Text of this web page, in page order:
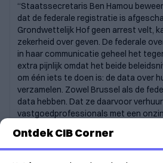
“Staatssecretaris Ben Hamou
dat de federale registratie is
Grondwettelijk Hof geen arrest velt,
zekerheid over geven. De federale
in haar communicatie geheel het
extra pijnlijk omdat het beide
om één iets te doen is: de data over
verzamelen. Zowel Brussel als de
data hebben. Dat ze daarvoor
vastgoedprofessionals met een
directeur Communicatie bij CIB.
Ontdek CIB Corner